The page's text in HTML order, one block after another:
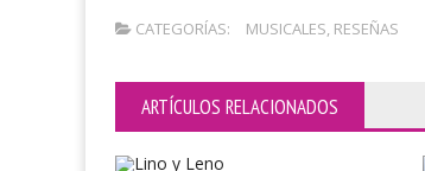
CATEGORÍAS: MUSICALES, RESEÑAS
ARTÍCULOS RELACIONADOS